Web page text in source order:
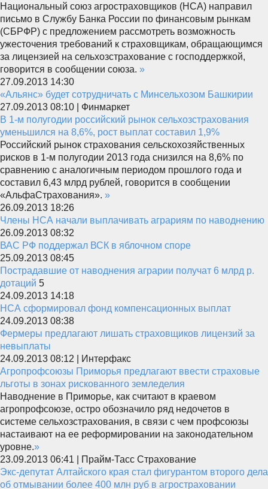
Национальный союз агростраховщиков (НСА) направил
письмо в Службу Банка России по финансовым рынкам
(СБРФР) с предложением рассмотреть возможность
ужесточения требований к страховщикам, обращающимся
за лицензией на сельхозстрахование с господдержкой,
говорится в сообщении союза. »
27.09.2013 14:30
«Альянс» будет сотрудничать с Минсельхозом Башкирии
27.09.2013 08:10 | Финмаркет
В 1-м полугодии российский рынок сельхозстрахования
уменьшился на 8,6%, рост выплат составил 1,9%
Российский рынок страхования сельскохозяйственных
рисков в 1-м полугодии 2013 года снизился на 8,6% по
сравнению с аналогичным периодом прошлого года и
составил 6,43 млрд рублей, говорится в сообщении
«АльфаСтрахования». »
26.09.2013 18:26
Члены НСА начали выплачивать аграриям по наводнению
26.09.2013 08:32
ВАС РФ поддержал ВСК в яблочном споре
25.09.2013 08:45
Пострадавшие от наводнения аграрии получат 6 млрд р.
дотаций 5
24.09.2013 14:18
НСА сформировал фонд компенсационных выплат
24.09.2013 08:38
Фермеры предлагают лишать страховщиков лицензий за
невыплаты
24.09.2013 08:12 | Интерфакс
Агропрофсоюзы Приморья предлагают ввести страховые
льготы в зонах рискованного земледелия
Наводнение в Приморье, как считают в краевом
агропрофсоюзе, остро обозначило ряд недочетов в
системе сельхозстрахования, в связи с чем профсоюзы
настаивают на ее реформировании на законодательном
уровне.»
23.09.2013 06:41 | Прайм-Тасс Страхование
Экс-депутат Алтайского края стал фигурантом второго дела
об отмывании более 400 млн руб в агростраховании